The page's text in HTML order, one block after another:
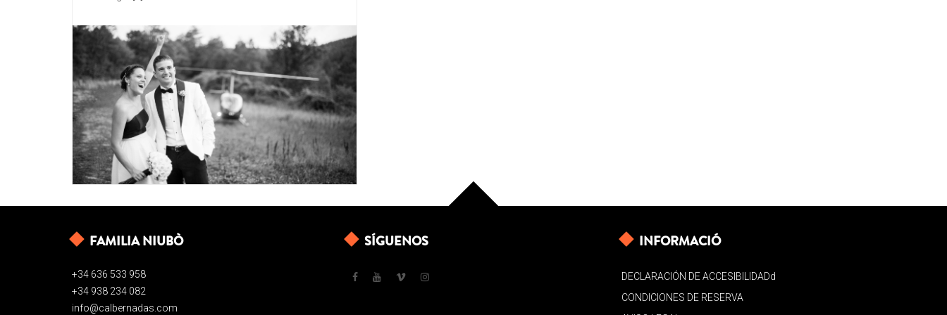
FAMILIA NIUBÒ
+34 636 533 958
+34 938 234 082
info@calbernadas.com
SÍGUENOS INFORMACIÓ
DECLARACIÓN DE ACCESIBILIDADd
CONDICIONES DE RESERVA